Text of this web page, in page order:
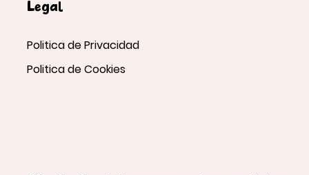
Legal
Politica de Privacidad
Politica de Cookies